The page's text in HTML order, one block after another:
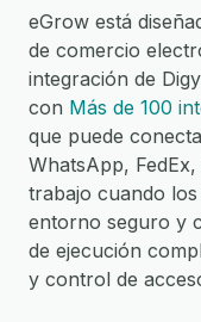
eGrow está
de comercio
integración de
con Más de 100
que puede
WhatsApp,
trabajo cuando
entorno seguro y
de ejecución
y control de